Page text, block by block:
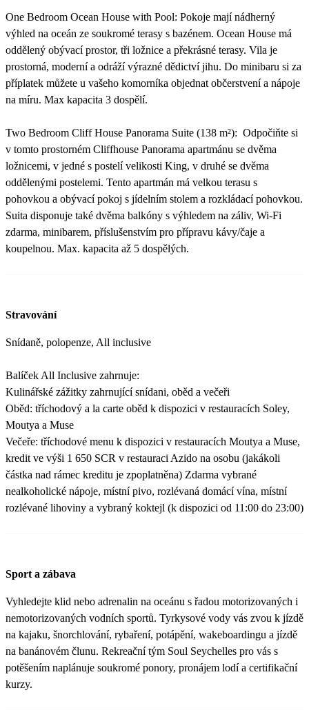
One Bedroom Ocean House with Pool: Pokoje mají nádherný
výhled na oceán ze soukromé terasy s bazénem. Ocean House má
oddělený obývací prostor, tři ložnice a překrásné terasy. Vila je
prostorná, moderní a odráží výrazné dědictví jihu. Do minibaru si za
příplatek můžete u vašeho komorníka objednat občerstvení a nápoje
na míru. Max kapacita 3 dospělí.
Two Bedroom Cliff House Panorama Suite (138 m²): Odpočiňte si
v tomto prostorném Cliffhouse Panorama apartmánu se dvěma
ložnicemi, v jedné s postelí velikosti King, v druhé se dvěma
oddělenými postelemi. Tento apartmán má velkou terasu s
pohovkou a obývací pokoj s jídelním stolem a rozkládací pohovkou.
Suita disponuje také dvěma balkóny s výhledem na záliv, Wi-Fi
zdarma, minibarem, příslušenstvím pro přípravu kávy/čaje a
koupelnou. Max. kapacita až 5 dospělých.
Stravování
Snídaně, polopenze, All inclusive
Balíček All Inclusive zahrnuje:
Kulinářské zážitky zahrnující snídani, oběd a večeři
Oběd: tříchodový a la carte oběd k dispozici v restauracích Soley,
Moutya a Muse
Večeře: tříchodové menu k dispozici v restauracích Moutya a Muse,
kredit ve výši 1 650 SCR v restauraci Azido na osobu (jakákoli
částka nad rámec kreditu je zpoplatněna) Zdarma vybrané
nealkoholické nápoje, místní pivo, rozlévaná domácí vína, místní
rozlévané lihoviny a vybraný koktejl (k dispozici od 11:00 do 23:00)
Sport a zábava
Vyhledejte klid nebo adrenalin na oceánu s řadou motorizovaných i
nemotorizovaných vodních sportů. Tyrkysové vody vás zvou k jízdě
na kajaku, šnorchlování, rybaření, potápění, wakeboardingu a jízdě
na banánovém člunu. Rekreační tým Soul Seychelles pro vás s
potěšením naplánuje soukromé ponory, pronájem lodí a certifikační
kurzy.